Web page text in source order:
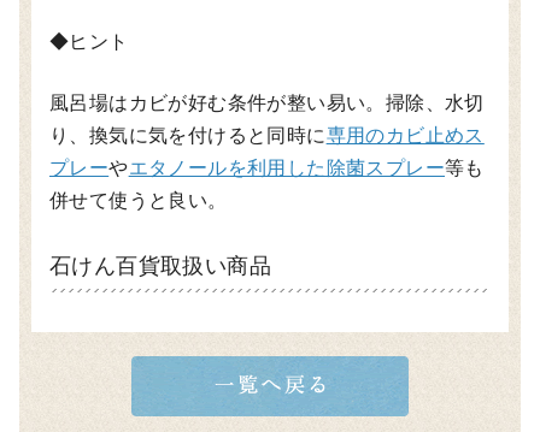
◆ヒント
風呂場はカビが好む条件が整い易い。掃除、水切
り、換気に気を付けると同時に専用のカビ止めス
プレーやエタノールを利用した除菌スプレー等も
併せて使うと良い。
石けん百貨取扱い商品